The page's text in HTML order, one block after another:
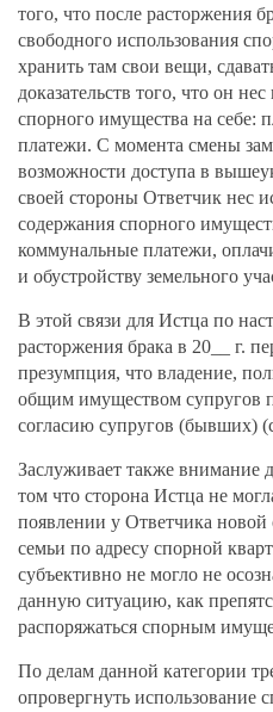
того, что после расторжения
свободного использования
хранить там свои вещи,
доказательств того, что он
спорного имущества на себе:
платежи. С момента смены
возможности доступа в
своей стороны Ответчик нес
содержания спорного
коммунальные платежи,
и обустройству земельного
В этой связи для Истца по
расторжения брака в 20__ г.
презумпция, что владение,
общим имуществом супругов
согласию супругов (бывших)
Заслуживает также внимание
том что сторона Истца не
появлении у Ответчика
семьи по адресу спорной
субъективно не могло не
данную ситуацию, как
распоряжаться спорным
По делам данной категории
опровергнуть использование